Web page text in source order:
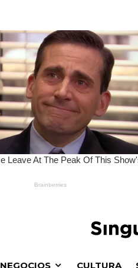
NEGOCIOS CULTURA